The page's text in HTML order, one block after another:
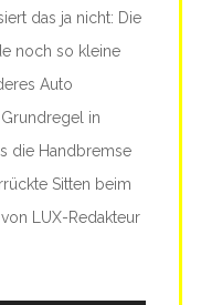
das ja nicht: Die
noch so kleine
Auto
in
die Handbremse
Sitten beim
LUX-Redakteur